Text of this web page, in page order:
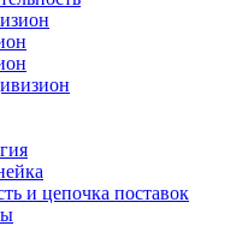
и цепочка поставок